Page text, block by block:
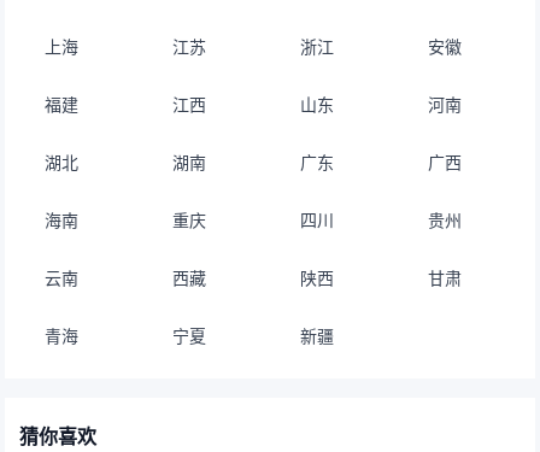
上海 江苏 浙江 安徽
福建 江西 山东 河南
湖北 湖南 广东 广西
海南 重庆 四川 贵州
云南 西藏 陕西 甘肃
青海 宁夏 新疆
猜你喜欢